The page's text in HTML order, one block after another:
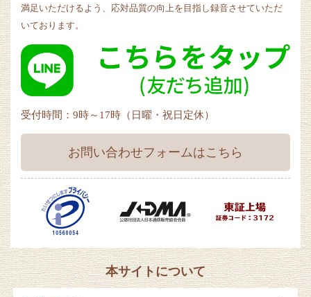
満足いただけるよう、応対品質の向上を目指し録音させていただ
いております。
受付時間：9時～17時（日曜・祝日定休）
お問い合わせフォームはこちら
本サイトについて